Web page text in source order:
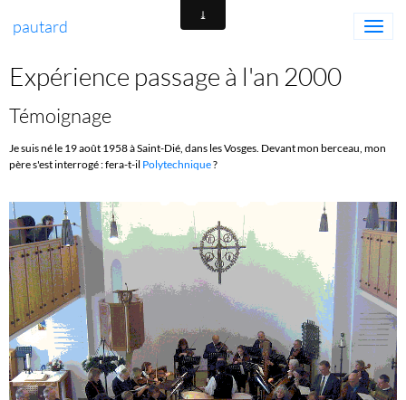
pautard
Expérience passage à l'an 2000
Témoignage
Je suis né le 19 août 1958 à Saint-Dié, dans les Vosges. Devant mon berceau, mon
père s'est interrogé : fera-t-il Polytechnique?